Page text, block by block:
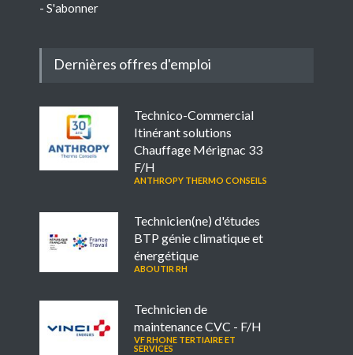
- S'abonner
Dernières offres d'emploi
Technico-Commercial
Itinérant solutions
Chauffage Mérignac 33
F/H
ANTHROPY THERMO CONSEILS
Technicien(ne) d'études
BTP génie climatique et
énergétique
ABOUTIR RH
Technicien de
maintenance CVC - F/H
VF RHONE TERTIAIRE ET
SERVICES